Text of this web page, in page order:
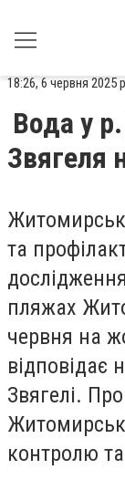
18:26, 6 червня 2025
Вода у
Звягеля
та
пляжах
червня на
відповідає
Звягелі.
контролю